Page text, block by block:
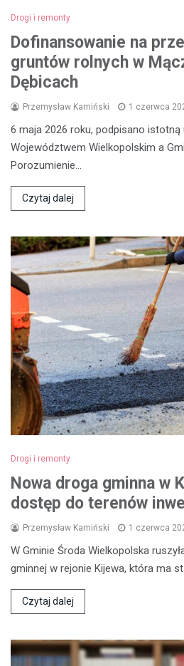
Drogi i remonty
Dofinansowanie na
gruntów rolnych w
Dębicach
Przemysław Kamiński 1 czerwca
6 maja 2026 roku, podpisano
Województwem Wielkopolskim a
Porozumienie…
Czytaj dalej
Drogi i remonty
Nowa droga gminna w
dostęp do terenów
Przemysław Kamiński 1 czerwca
W Gminie Środa Wielkopolska
gminnej w rejonie Kijewa, która ma
Czytaj dalej